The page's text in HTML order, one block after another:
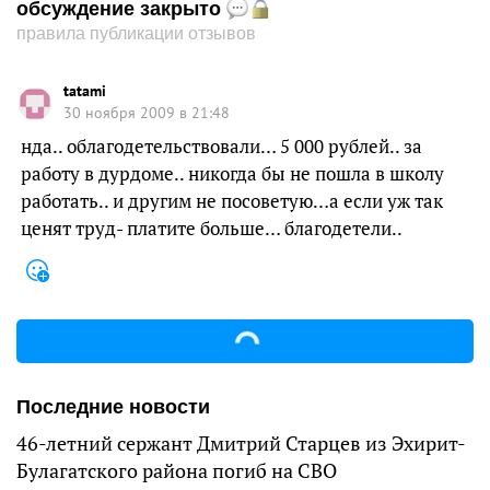
обсуждение закрыто
правила публикации отзывов
tatami
30 ноября 2009 в 21:48
нда.. облагодетельствовали… 5 000 рублей.. за
работу в дурдоме.. никогда бы не пошла в школу
работать.. и другим не посоветую…а если уж так
ценят труд- платите больше… благодетели..
Последние новости
46-летний сержант Дмитрий Старцев из Эхирит-
Булагатского района погиб на СВО